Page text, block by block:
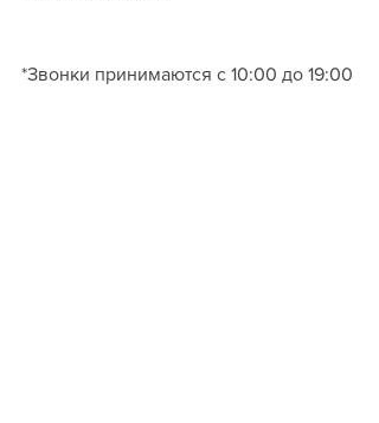
*Звонки принимаются с 10:00 до 19:00